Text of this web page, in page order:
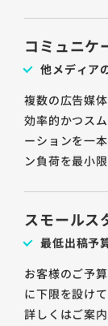
コミュニケ
他メディア
複数の広告媒
効率的かつス
ーションを一
ン負荷を最小
スモールス
最低出稿予
お客様のご予
に下限を設け
詳しくはご案内